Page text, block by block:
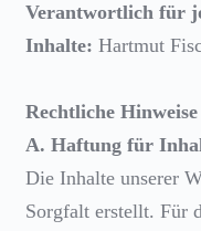
Verantwortlich für
Inhalte: Hartmut
Rechtliche
A. Haftung für
Die Inhalte unserer
Sorgfalt erstellt. Für